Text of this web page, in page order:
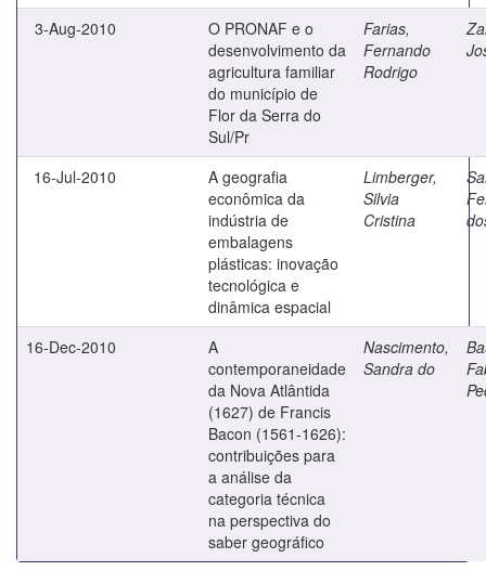
3-Aug-2010
O PRONAF e o
desenvolvimento da
agricultura familiar
do município de
Flor da Serra do
Sul/Pr
Farias,
Fernando
Rodrigo
16-Jul-2010
A geografia
econômica da
indústria de
embalagens
plásticas: inovação
tecnológica e
dinâmica espacial
Limberger,
Silvia
Cristina
16-Dec-2010
A
contemporaneidade
da Nova Atlântida
(1627) de Francis
Bacon (1561-1626):
contribuições para
a análise da
categoria técnica
na perspectiva do
saber geográfico
Nascimento,
Sandra do